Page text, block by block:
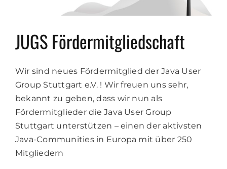
JUGS Fördermitgliedschaft
Wir sind neues Fördermitglied der Java User
Group Stuttgart e.V. ! Wir freuen uns sehr,
bekannt zu geben, dass wir nun als
Fördermitglieder die Java User Group
Stuttgart unterstützen – einen der aktivsten
Java-Communities in Europa mit über 250
Mitgliedern